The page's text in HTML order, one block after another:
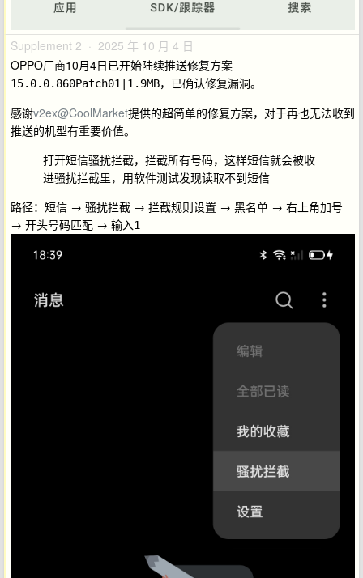
Supplement 2 · 2025 年 10 月 4 日
OPPO厂商10月4日已开始陆续推送修复方案
15.0.0.860Patch01|1.9MB，已确认修复漏洞。
感谢v2ex@CoolMarket提供的超简单的修复方案，对于再也无法收到
推送的机型有重要价值。
打开短信骚扰拦截，拦截所有号码，这样短信就会被收
进骚扰拦截里，用软件测试发现读取不到短信
路径：短信 → 骚扰拦截 → 拦截规则设置 → 黑名单 → 右上角加号
→ 开头号码匹配 → 输入1